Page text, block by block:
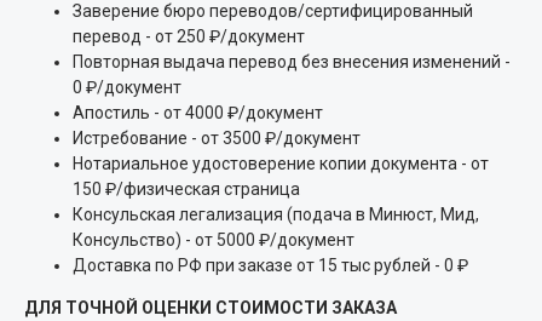
Заверение бюро переводов/сертифицированный
перевод - от 250 ₽/документ
Повторная выдача перевод без внесения изменений -
0 ₽/документ
Апостиль - от 4000 ₽/документ
Истребование - от 3500 ₽/документ
Нотариальное удостоверение копии документа - от
150 ₽/физическая страница
Консульская легализация (подача в Минюст, Мид,
Консульство) - от 5000 ₽/документ
Доставка по РФ при заказе от 15 тыс рублей - 0 ₽
ДЛЯ ТОЧНОЙ ОЦЕНКИ СТОИМОСТИ ЗАКАЗА